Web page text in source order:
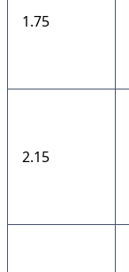
1.75
2.15